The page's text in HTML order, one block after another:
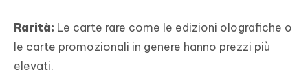
Rarità: Le carte rare come le edizioni olografiche o
le carte promozionali in genere hanno prezzi più
elevati.